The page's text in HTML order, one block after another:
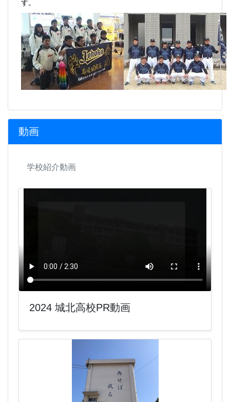
動画
学校紹介動画
2024 城北高校PR動画
す。